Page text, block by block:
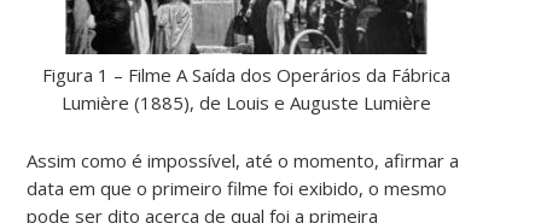
Figura 1 – Filme A Saída dos Operários da Fábrica
Lumière (1885), de Louis e Auguste Lumière
Assim como é impossível, até o momento, afirmar a
data em que o primeiro filme foi exibido, o mesmo
pode ser dito acerca de qual foi a primeira